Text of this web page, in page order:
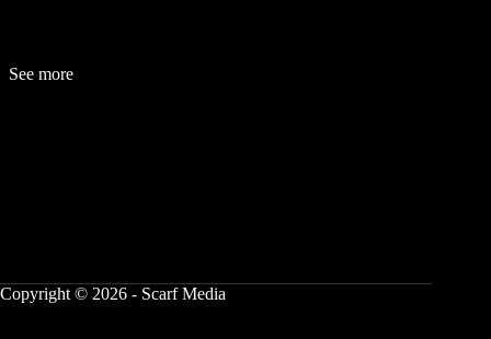
See more
Copyright © 2026 - Scarf Media